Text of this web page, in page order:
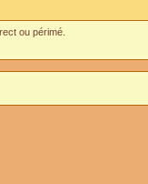
ou périmé.